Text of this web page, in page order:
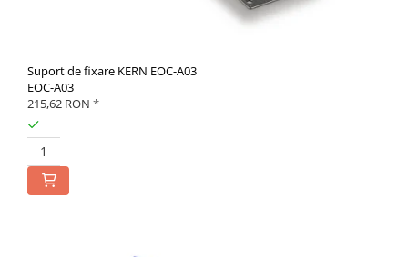
Suport de fixare KERN EOC-A03
EOC-A03
215,62 RON *